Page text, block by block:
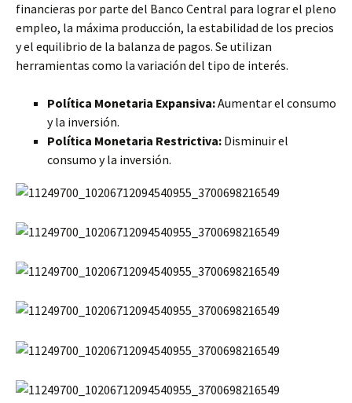
financieras por parte del Banco Central para lograr el pleno
empleo, la máxima producción, la estabilidad de los precios
y el equilibrio de la balanza de pagos. Se utilizan
herramientas como la variación del tipo de interés.
Política Monetaria Expansiva:Aumentar el consumo
y la inversión.
Política Monetaria Restrictiva: Disminuir el
consumo y la inversión.